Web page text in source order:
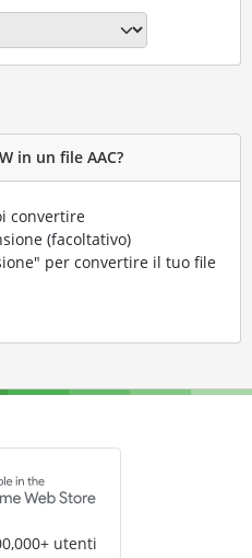
in un file AAC?
convertire
(facoltativo)
per convertire il tuo file
utenti